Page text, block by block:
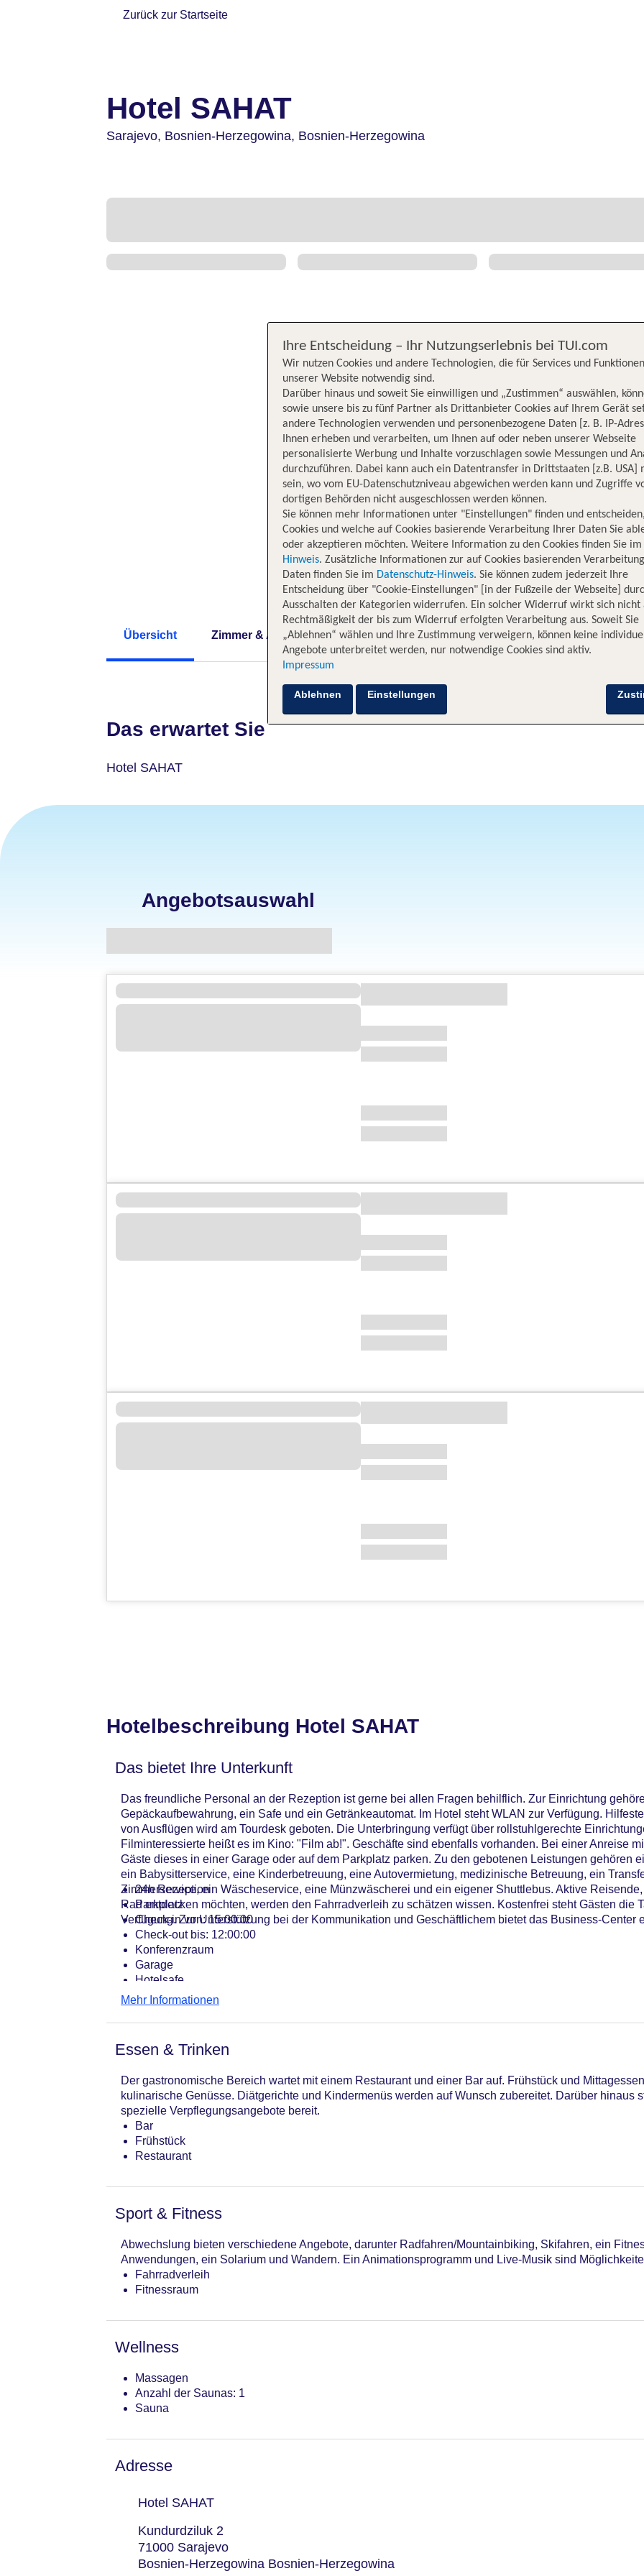
Zurück zur Startseite
Hotel SAHAT
Sarajevo, Bosnien-Herzegowina, Bosnien-Herzegowina
Übersicht Zimmer & Angebote Hotelinformationen Lage Bewertungen
Das erwartet Sie
Hotel SAHAT
Angebotsauswahl
Hotelbeschreibung Hotel SAHAT
Das bietet Ihre Unterkunft
Das freundliche Personal an der Rezeption ist gerne bei allen Fragen behilflich. Zur Einrichtung
Gepäckaufbewahrung, ein Safe und ein Getränkeautomat. Im Hotel steht WLAN zur Verfügung.
von Ausflügen wird am Tourdesk geboten. Die Unterbringung verfügt über rollstuhlgerechte
Filminteressierte heißt es im Kino: "Film ab!". Geschäfte sind ebenfalls vorhanden. Bei einer Anreise
Gäste dieses in einer Garage oder auf dem Parkplatz parken. Zu den gebotenen Leistungen gehören
ein Babysitterservice, eine Kinderbetreuung, eine Autovermietung, medizinische Betreuung, ein
Zimmerservice, ein Wäscheservice, eine Münzwäscherei und ein eigener Shuttlebus. Aktive
Rad entdecken möchten, werden den Fahrradverleih zu schätzen wissen. Kostenfrei steht Gästen die
Verfügung. Zur Unterstützung bei der Kommunikation und Geschäftlichem bietet das Business-Center
24h Rezeption
Parkplatz
Check-in von: 15:00:00
Check-out bis: 12:00:00
Konferenzraum
Garage
Hotelsafe
WLAN/WiFi im Hotel
Lift
Anzahl der Aufzüge: 1
Gesamtanzahl der Zimmer: 48
Zahlungsarten: EC Maestro, Mastercard, Visa
Landeskategorie: 3 Sterne
Mehr Informationen
Essen & Trinken
Der gastronomische Bereich wartet mit einem Restaurant und einer Bar auf. Frühstück und
kulinarische Genüsse. Diätgerichte und Kindermenüs werden auf Wunsch zubereitet. Darüber hinaus
spezielle Verpflegungsangebote bereit.
Bar
Frühstück
Restaurant
Sport & Fitness
Abwechslung bieten verschiedene Angebote, darunter Radfahren/Mountainbiking, Skifahren, ein
Anwendungen, ein Solarium und Wandern. Ein Animationsprogramm und Live-Musik sind
Fahrradverleih
Fitnessraum
Wellness
Massagen
Anzahl der Saunas: 1
Sauna
Adresse
Hotel SAHAT
Kundurdziluk 2
71000 Sarajevo
Bosnien-Herzegowina Bosnien-Herzegowina
Ihre Entscheidung – Ihr Nutzungserlebnis bei TUI.com
Wir nutzen Cookies und andere Technologien, die für Services und
unserer Website notwendig sind.
Darüber hinaus und soweit Sie einwilligen und „Zustimmen“ auswählen,
sowie unsere bis zu fünf Partner als Drittanbieter Cookies auf Ihrem Gerät
andere Technologien verwenden und personenbezogene Daten [z. B. IP-
Ihnen erheben und verarbeiten, um Ihnen auf oder neben unserer Webseite
personalisierte Werbung und Inhalte vorzuschlagen sowie Messungen und
durchzuführen. Dabei kann auch ein Datentransfer in Drittstaaten [z.B. USA]
sein, wo vom EU-Datenschutzniveau abgewichen werden kann und Zugriffe
dortigen Behörden nicht ausgeschlossen werden können.
Sie können mehr Informationen unter "Einstellungen" finden und
Cookies und welche auf Cookies basierende Verarbeitung Ihrer Daten Sie
oder akzeptieren möchten. Weitere Information zu den Cookies finden Sie im
Hinweis. Zusätzliche Informationen zur auf Cookies basierenden
Daten finden Sie im Datenschutz-Hinweis. Sie können zudem jederzeit Ihre
Entscheidung über "Cookie-Einstellungen" [in der Fußzeile der Webseite]
Ausschalten der Kategorien widerrufen. Ein solcher Widerruf wirkt sich nicht
Rechtmäßigkeit der bis zum Widerruf erfolgten Verarbeitung aus. Soweit Sie
„Ablehnen“ wählen und Ihre Zustimmung verweigern, können keine
Angebote unterbreitet werden, nur notwendige Cookies sind aktiv.
Impressum
Ablehnen Einstellungen